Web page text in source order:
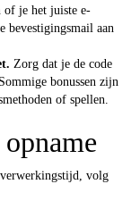
of je het juiste e-
bevestigingsmail aan
Zorg dat je de code
bonussen zijn
of spellen.
verwerkingstijd, volg